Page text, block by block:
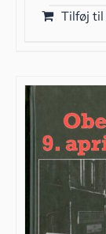
Tilføj til